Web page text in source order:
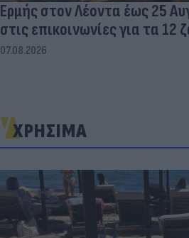
Ερμής στον Λέοντα έως 25
στις επικοινωνίες για τα 12
07.08.2026
ΧΡΗΣΙΜΑ